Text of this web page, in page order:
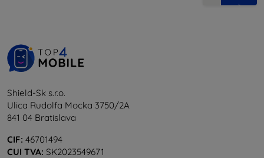
Shield-Sk s.r.o.
Ulica Rudolfa Mocka 3750/2A
841 04 Bratislava
CIF: 46701494
CUI TVA: SK2023549671